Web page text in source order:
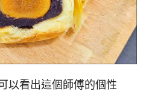
以看出這個師傅的個性